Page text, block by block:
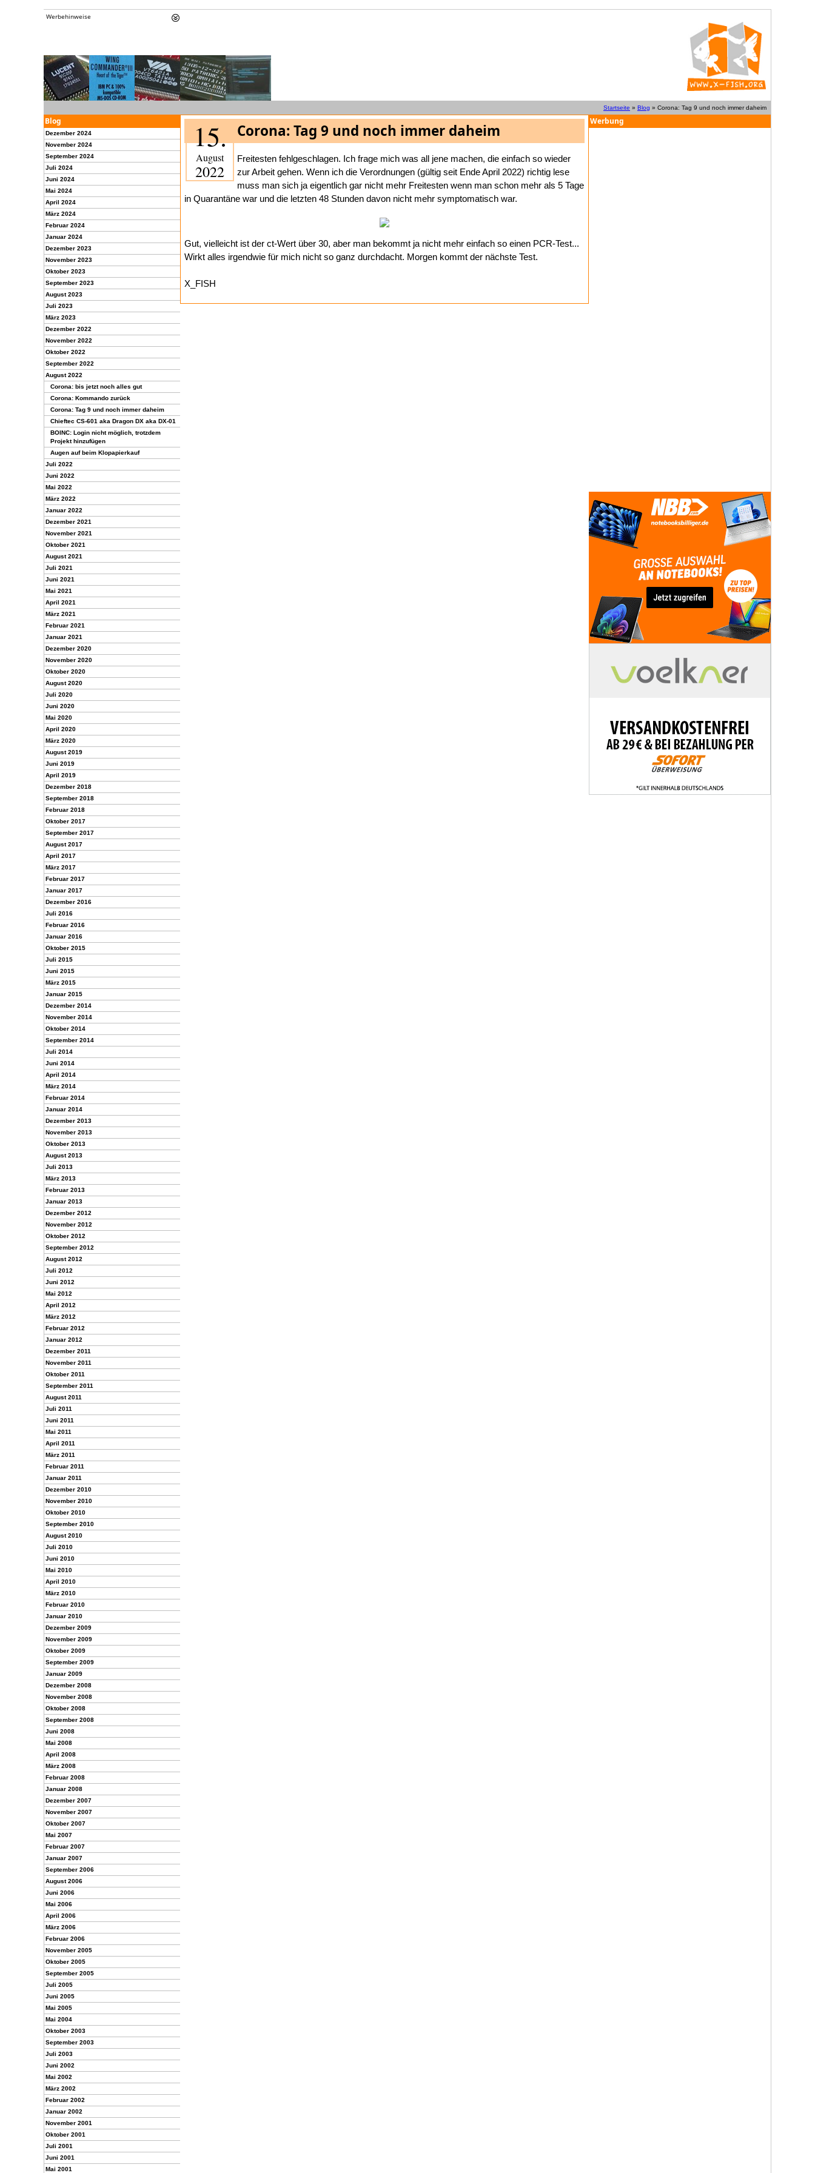
Werbehinweise
Startseite » Blog » Corona: Tag 9 und noch immer daheim
Blog
Dezember 2024
November 2024
September 2024
Juli 2024
Juni 2024
Mai 2024
April 2024
März 2024
Februar 2024
Januar 2024
Dezember 2023
November 2023
Oktober 2023
September 2023
August 2023
Juli 2023
März 2023
Dezember 2022
November 2022
Oktober 2022
September 2022
August 2022
Corona: bis jetzt noch alles gut
Corona: Kommando zurück
Corona: Tag 9 und noch immer daheim
Chieftec CS-601 aka Dragon DX aka DX-01
BOINC: Login nicht möglich, trotzdem
Projekt hinzufügen
Augen auf beim Klopapierkauf
Juli 2022
Juni 2022
Mai 2022
März 2022
Januar 2022
Dezember 2021
November 2021
Oktober 2021
August 2021
Juli 2021
Juni 2021
Mai 2021
April 2021
März 2021
Februar 2021
Januar 2021
Dezember 2020
November 2020
Oktober 2020
August 2020
Juli 2020
Juni 2020
Mai 2020
April 2020
März 2020
August 2019
Juni 2019
April 2019
Dezember 2018
September 2018
Februar 2018
Oktober 2017
September 2017
August 2017
April 2017
März 2017
Februar 2017
Januar 2017
Dezember 2016
Juli 2016
Februar 2016
Januar 2016
Oktober 2015
Juli 2015
Juni 2015
März 2015
Januar 2015
Dezember 2014
November 2014
Oktober 2014
September 2014
Juli 2014
Juni 2014
April 2014
März 2014
Februar 2014
Januar 2014
Dezember 2013
November 2013
Oktober 2013
August 2013
Juli 2013
März 2013
Februar 2013
Januar 2013
Dezember 2012
November 2012
Oktober 2012
September 2012
August 2012
Juli 2012
Juni 2012
Mai 2012
April 2012
März 2012
Februar 2012
Januar 2012
Dezember 2011
November 2011
Oktober 2011
September 2011
August 2011
Juli 2011
Juni 2011
Mai 2011
April 2011
März 2011
Februar 2011
Januar 2011
Dezember 2010
November 2010
Oktober 2010
September 2010
August 2010
Juli 2010
Juni 2010
Mai 2010
April 2010
März 2010
Februar 2010
Januar 2010
Dezember 2009
November 2009
Oktober 2009
September 2009
Januar 2009
Dezember 2008
November 2008
Oktober 2008
September 2008
Juni 2008
Mai 2008
April 2008
März 2008
Februar 2008
Januar 2008
Dezember 2007
November 2007
Oktober 2007
Mai 2007
Februar 2007
Januar 2007
September 2006
August 2006
Juni 2006
Mai 2006
April 2006
März 2006
Februar 2006
November 2005
Oktober 2005
September 2005
Juli 2005
Juni 2005
Mai 2005
Mai 2004
Oktober 2003
September 2003
Juli 2003
Juni 2002
Mai 2002
März 2002
Februar 2002
Januar 2002
November 2001
Oktober 2001
Juli 2001
Juni 2001
Mai 2001
Werbung
15.
August
2022
Corona: Tag 9 und noch immer daheim
Freitesten fehlgeschlagen. Ich frage mich was all jene machen, die einfach so wieder
zur Arbeit gehen. Wenn ich die Verordnungen (gültig seit Ende April 2022) richtig lese
muss man sich ja eigentlich gar nicht mehr Freitesten wenn man schon mehr als 5 Tage
in Quarantäne war und die letzten 48 Stunden davon nicht mehr symptomatisch war.
Gut, vielleicht ist der ct-Wert über 30, aber man bekommt ja nicht mehr einfach so einen PCR-Test...
Wirkt alles irgendwie für mich nicht so ganz durchdacht. Morgen kommt der nächste Test.
X_FISH